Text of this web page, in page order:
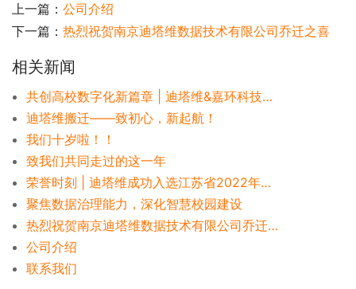
上一篇： 公司介绍
下一篇： 热烈祝贺南京迪塔维数据技术有限公司乔迁之喜
相关新闻
共创高校数字化新篇章 | 迪塔维&嘉环科技签署战略合作协议
迪塔维搬迁——致初心，新起航！
我们十岁啦！！
致我们共同走过的这一年
荣誉时刻 | 迪塔维成功入选江苏省2022年度“专精特新”中小企业名单！
聚焦数据治理能力，深化智慧校园建设
热烈祝贺南京迪塔维数据技术有限公司乔迁之喜
公司介绍
联系我们